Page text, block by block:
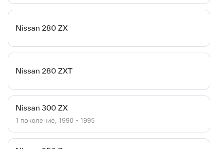
Nissan 280 ZX
Nissan 280 ZXT
Nissan 300 ZX
1 поколение, 1990 - 1995